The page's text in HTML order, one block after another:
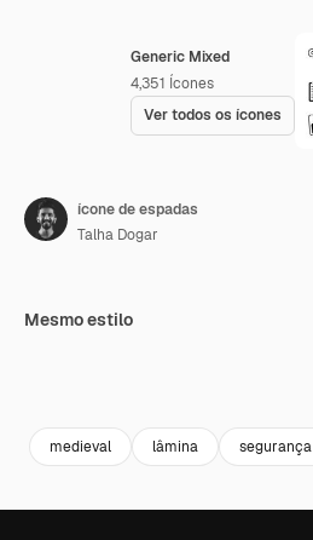
Generic Mixed
4,351 Ícones
Ver todos os ícones
ícone de espadas
Talha Dogar
Mesmo estilo
medieval lâmina segurança